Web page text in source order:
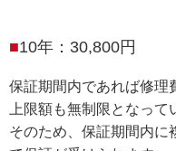
10年：30,800円
保証期間内であれば修理
上限額も無制限となって
そのため、保証期間内に